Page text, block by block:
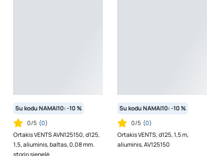
Su kodu NAMAI10: -10 %
0/5 (0)
Ortakis VENTS AVN125150, d125,
1,5, aliuminis, baltas, 0,08 mm.
storio sienelė
Su kodu NAMAI10: -10 %
0/5 (0)
Ortakis VENTS, d125, 1,5 m,
aliuminis, AV125150